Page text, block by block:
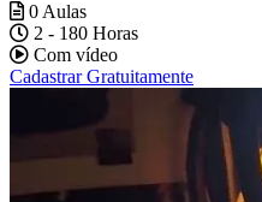
0 Aulas
2 - 180 Horas
Com vídeo
Cadastrar Gratuitamente